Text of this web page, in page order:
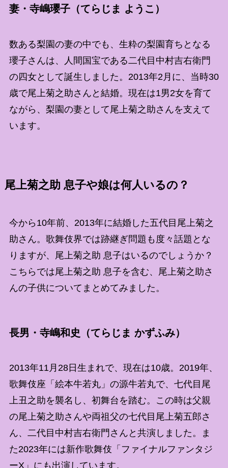
妻・寺嶋瓔子（てらじま ようこ）
数ある梨園の妻の中でも、生粋の梨園育ちとなる
瓔子さんは、人間国宝である二代目中村吉右衛門
の四女として誕生しました。2013年2月に、当時30
歳で尾上菊之助さんと結婚。現在は1男2女を育て
ながら、梨園の妻として尾上菊之助さんを支えて
います。
尾上菊之助 息子や娘は何人いるの？
今から10年前、2013年に結婚した五代目尾上菊之
助さん。歌舞伎界では跡継ぎ問題も度々話題とな
りますが、尾上菊之助 息子はいるのでしょうか？
こちらでは尾上菊之助 息子を含む、尾上菊之助さ
んの子供についてまとめてみました。
長男・寺嶋和史（てらじま かずふみ）
2013年11月28日生まれで、現在は10歳。2019年、
歌舞伎座「絵本牛若丸」の源牛若丸で、七代目尾
上丑之助を襲名し、初舞台を踏む。この時は父親
の尾上菊之助さんや両祖父の七代目尾上菊五郎さ
ん、二代目中村吉右衛門さんと共演しました。ま
た2023年には新作歌舞伎「ファイナルファンタジ
ーX」にも出演しています。